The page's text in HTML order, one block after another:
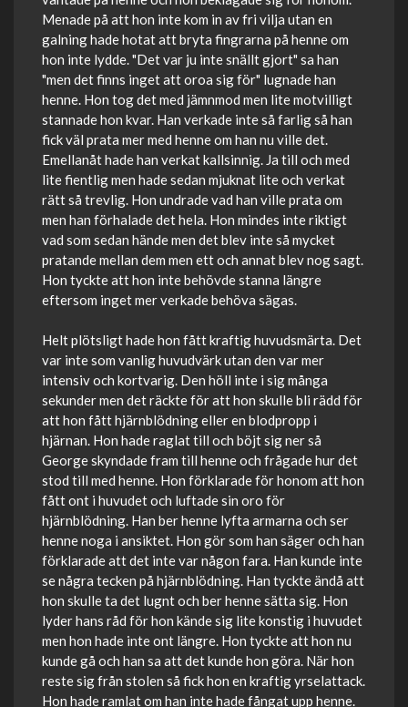
Menade på att hon inte kom in av fri vilja utan en
galning hade hotat att bryta fingrarna på henne om
hon inte lydde. "Det var ju inte snällt gjort" sa han
"men det finns inget att oroa sig för" lugnade han
henne. Hon tog det med jämnmod men lite motvilligt
stannade hon kvar. Han verkade inte så farlig så han
fick väl prata mer med henne om han nu ville det.
Emellanåt hade han verkat kallsinnig. Ja till och med
lite fientlig men hade sedan mjuknat lite och verkat
rätt så trevlig. Hon undrade vad han ville prata om
men han förhalade det hela. Hon mindes inte riktigt
vad som sedan hände men det blev inte så mycket
pratande mellan dem men ett och annat blev nog sagt.
Hon tyckte att hon inte behövde stanna längre
eftersom inget mer verkade behöva sägas.
Helt plötsligt hade hon fått kraftig huvudsmärta. Det
var inte som vanlig huvudvärk utan den var mer
intensiv och kortvarig. Den höll inte i sig många
sekunder men det räckte för att hon skulle bli rädd för
att hon fått hjärnblödning eller en blodpropp i
hjärnan. Hon hade raglat till och böjt sig ner så
George skyndade fram till henne och frågade hur det
stod till med henne. Hon förklarade för honom att hon
fått ont i huvudet och luftade sin oro för
hjärnblödning. Han ber henne lyfta armarna och ser
henne noga i ansiktet. Hon gör som han säger och han
förklarade att det inte var någon fara. Han kunde inte
se några tecken på hjärnblödning. Han tyckte ändå att
hon skulle ta det lugnt och ber henne sätta sig. Hon
lyder hans råd för hon kände sig lite konstig i huvudet
men hon hade inte ont längre. Hon tyckte att hon nu
kunde gå och han sa att det kunde hon göra. När hon
reste sig från stolen så fick hon en kraftig yrselattack.
Hon hade ramlat om han inte hade fångat upp henne.